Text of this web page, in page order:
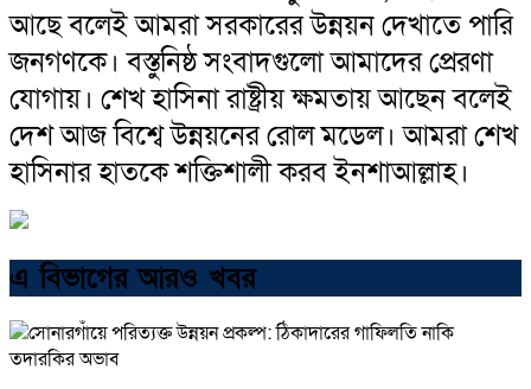
আছে বলেই আমরা সরকারের উন্নয়ন দেখাতে পারি
জনগণকে। বস্তুনিষ্ঠ সংবাদগুলো আমাদের প্রেরণা
যোগায়। শেখ হাসিনা রাষ্ট্রীয় ক্ষমতায় আছেন বলেই
দেশ আজ বিশ্বে উন্নয়নের রোল মডেল। আমরা শেখ
হাসিনার হাতকে শক্তিশালী করব ইনশাআল্লাহ।
এ বিভাগের আরও খবর